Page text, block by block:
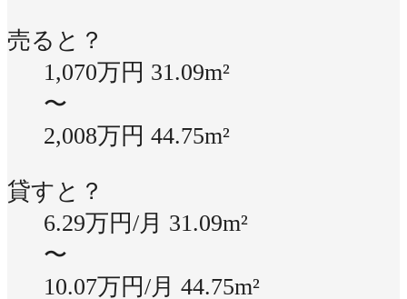
売ると？
1,070万円 31.09m²
〜
2,008万円 44.75m²
貸すと？
6.29万円/月 31.09m²
〜
10.07万円/月 44.75m²